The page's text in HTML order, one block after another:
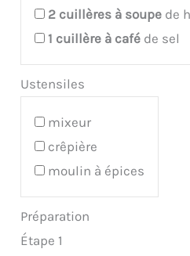
2 cuillères à soupe de
1 cuillère à café de sel
Ustensiles
mixeur
crêpière
moulin à épices
Préparation
Étape 1